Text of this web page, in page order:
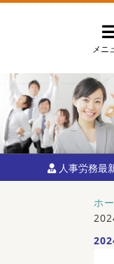
メニ
人事労務最
ホ